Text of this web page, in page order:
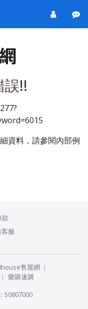
誤!!
資料，請參閱內部例
款
服
售屋網
樂購速購
50807000